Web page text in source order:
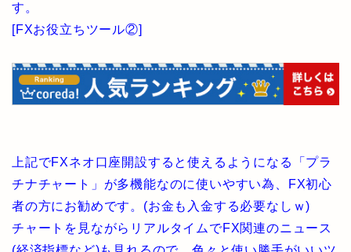
す。
[FXお役立ちツール②]
上記でFXネオ口座開設すると使えるようになる「プラ
チナチャート」が多機能なのに使いやすい為、FX初心
者の方にお勧めです。(お金も入金する必要なしｗ)
チャートを見ながらリアルタイムでFX関連のニュース